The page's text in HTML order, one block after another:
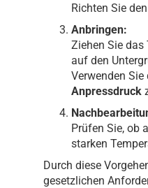
Richten Sie
Anbringen:
Ziehen Sie
auf den
Verwenden
Anpressdruck
Prüfen Sie, ob
starken
Durch diese
gesetzlichen